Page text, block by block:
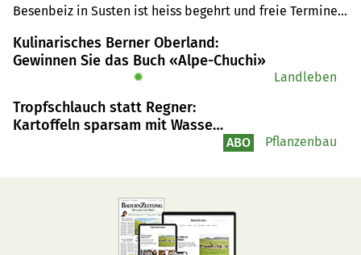
Besenbeiz in Susten ist heiss begehrt und freie Termine
inne und wenn die Zeit reicht, besucht sie ihre Schafe
oder Rinder auf der Alp.
Kulinarisches Berner Oberland:
Gewinnen Sie das Buch «Alpe-Chuchi»
✹ Landleben
Tropfschlauch statt Regner:
Kartoffeln sparsam mit Wasser
ABO Pflanzenbau